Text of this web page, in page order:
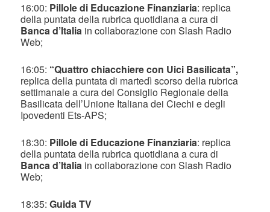
16:00: Pillole di Educazione Finanziaria: replica
della puntata della rubrica quotidiana a cura di
Banca d’Italia in collaborazione con Slash Radio
Web;
16:05: “Quattro chiacchiere con Uici Basilicata”,
replica della puntata di martedì scorso della rubrica
settimanale a cura del Consiglio Regionale della
Basilicata dell’Unione Italiana dei Ciechi e degli
Ipovedenti Ets-APS;
18:30: Pillole di Educazione Finanziaria: replica
della puntata della rubrica quotidiana a cura di
Banca d’Italia in collaborazione con Slash Radio
Web;
18:35:Guida TV